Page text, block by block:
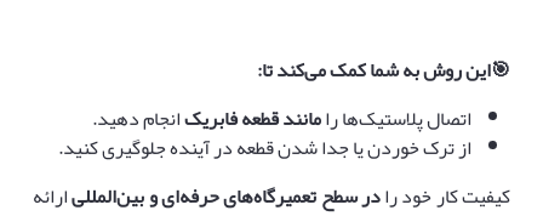
🎯این روش به شما کمک می‌کند تا:
اتصال پلاستیک‌ها رامانند قطعه فابریکانجام دهید.
از ترک خوردن یا جدا شدن قطعه در آینده جلوگیری کنید.
کیفیت کار خود رادر سطح تعمیرگاه‌های حرفه‌ای و بین‌المللیارائه